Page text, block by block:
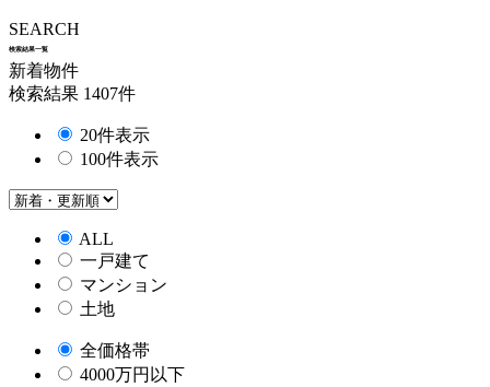
SEARCH
検索結果一覧
新着物件
検索結果 1407件
20件表示
100件表示
ALL
一戸建て
マンション
土地
全価格帯
4000万円以下